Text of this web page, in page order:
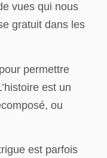
vues qui nous
gratuit dans les
permettre
est un
ou
est parfois